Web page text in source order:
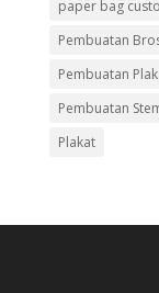
paper bag
Pembuatan
Pembuatan
Pembuatan
Plakat